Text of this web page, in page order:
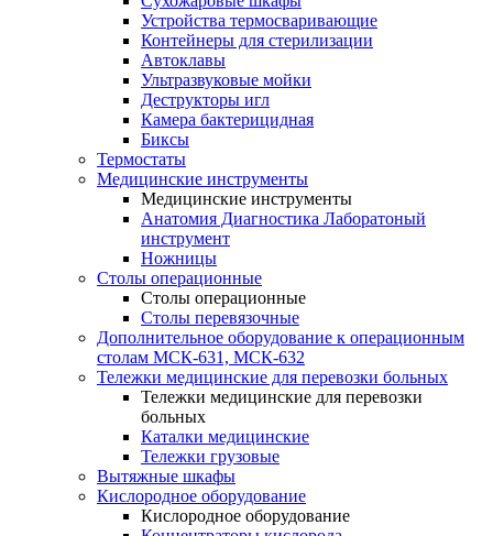
Устройства термосваривающие
Контейнеры для стерилизации
Автоклавы
Ультразвуковые мойки
Деструкторы игл
Камера бактерицидная
Биксы
Термостаты
Медицинские инструменты
Медицинские инструменты
Анатомия Диагностика Лаборатоный
инструмент
Ножницы
Столы операционные
Столы операционные
Столы перевязочные
Дополнительное оборудование к операционным
столам МСК-631, МСК-632
Тележки медицинские для перевозки больных
Тележки медицинские для перевозки
больных
Каталки медицинские
Тележки грузовые
Вытяжные шкафы
Кислородное оборудование
Кислородное оборудование